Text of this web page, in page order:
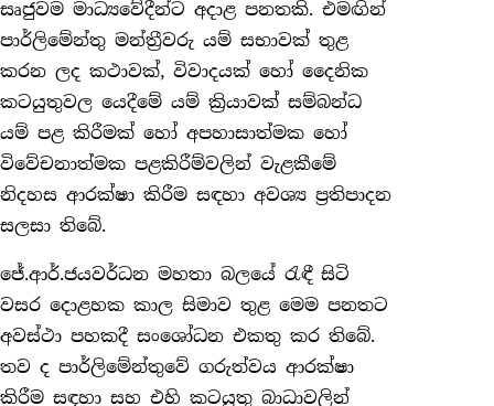
සෘජුවම මාධ්‍යවේදීන්ට අදාළ පනතකි. එමඟින්
පාර්ලිමේන්තු මන්ත්‍රීවරු යම් සභාවක් තුළ
කරන ලද කථාවක්, විවාදයක් හෝ දෛනික
කටයුතුවල යෙදීමේ යම් ක්‍රියාවක් සම්බන්ධ
යම් පළ කිරීමක් හෝ අපහාසාත්මක හෝ
විවේචනාත්මක පළකිරීම්වලින් වැළකීමේ
නිදහස ආරක්ෂා කිරීම සඳහා අවශ්‍ය ප්‍රතිපාදන
සලසා තිබේ.
ජේ.ආර්.ජයවර්ධන මහතා බලයේ රැඳී සිටි
වසර දොළහක කාල සිමාව තුළ මෙම පනතට
අවස්ථා පහකදී සංශෝධන එකතු කර තිබේ.
තව ද පාර්ලිමේන්තුවේ ගරුත්වය ආරක්ෂා
කිරීම සඳහා සහ එහි කටයුතු බාධාවලින්